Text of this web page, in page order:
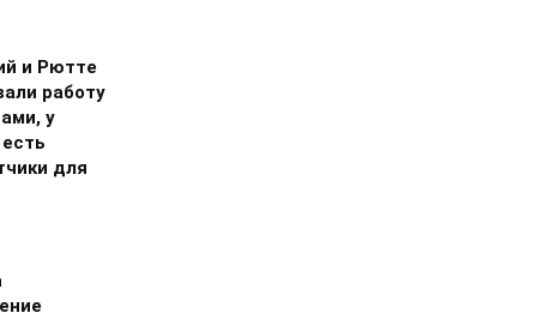
и Рютте
работу
у
для